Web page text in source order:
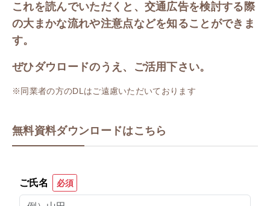
これを読んでいただくと、交通広告を検討する際
の​大まかな流れや注意点などを知ることができま
す。​
ぜひダウロードのうえ、ご活用下さい。
※同業者の方のDLはご遠慮いただいております​​
無料資料ダウンロードはこちら